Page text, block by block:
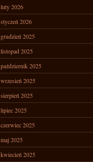
luty 2026
styczeń 2026
grudzień 2025
listopad 2025
październik 2025
wrzesień 2025
sierpień 2025
lipiec 2025
czerwiec 2025
maj 2025
kwiecień 2025